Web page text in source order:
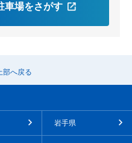
車場をさがす
部へ戻る
岩手県